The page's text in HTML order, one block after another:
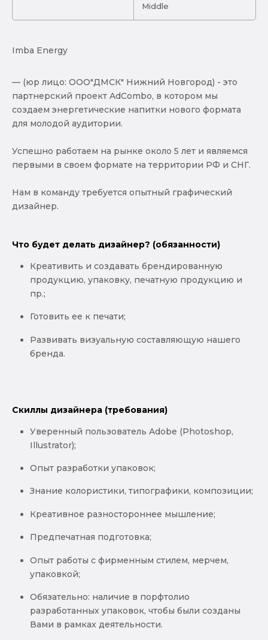
Middle
Imba Energy
— (юр лицо: ООО"ДМСК" Нижний Новгород) - это
партнерский проект AdCombo, в котором мы
создаем энергетические напитки нового формата
для молодой аудитории.
Успешно работаем на рынке около 5 лет и являемся
первыми в своем формате на территории РФ и СНГ.
Нам в команду требуется опытный графический
дизайнер.
Что будет делать дизайнер? (обязанности)
Креативить и создавать брендированную
продукцию, упаковку, печатную продукцию и
пр.;
Готовить ее к печати;
Развивать визуальную составляющую нашего
бренда.
Скиллы дизайнера (требования)
Уверенный пользователь Adobe (Photoshop,
Illustrator);
Опыт разработки упаковок;
Знание колористики, типографики, композиции;
Креативное разностороннее мышление;
Предпечатная подготовка;
Опыт работы с фирменным стилем, мерчем,
упаковкой;
Обязательно: наличие в порфтолио
разработанных упаковок, чтобы были созданы
Вами в рамках деятельности.